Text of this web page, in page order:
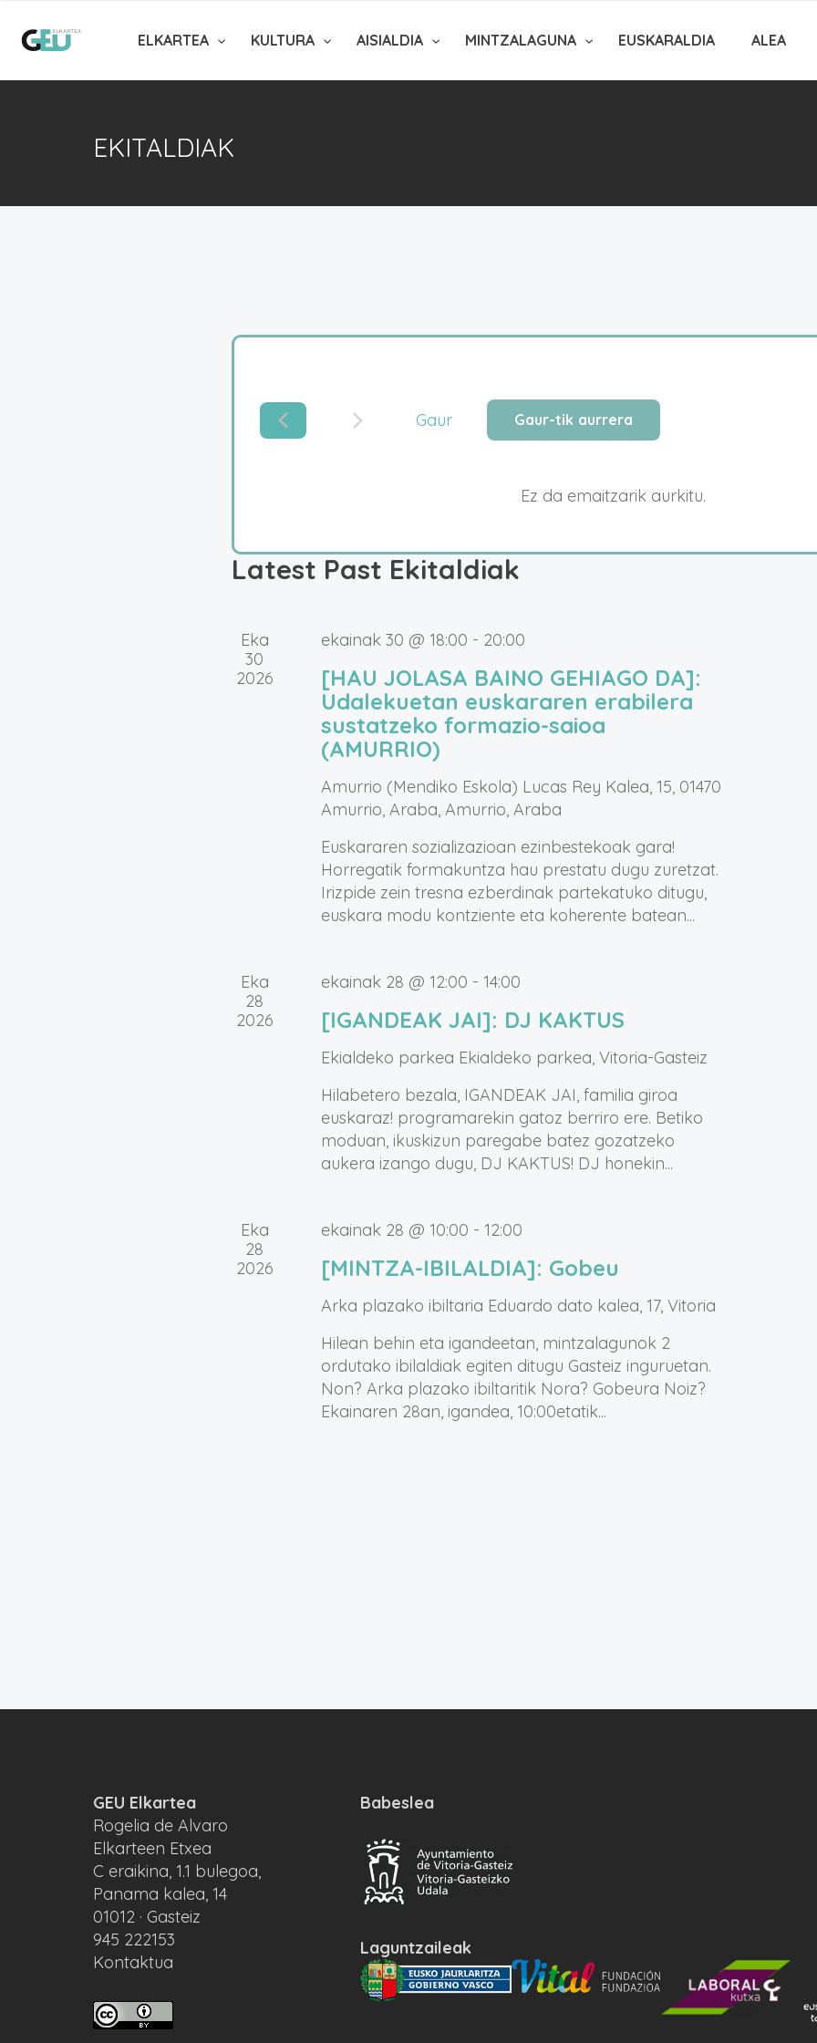
ELKARTEA KULTURA AISIALDIA MINTZALAGUNA EUSKARALDIA ALEA
EKITALDIAK
Ez da emaitzarik aurkitu.
Gaur Gaur-tik aurrera
Latest Past Ekitaldiak
Eka
30
2026
ekainak 30 @ 18:00 - 20:00
[HAU JOLASA BAINO GEHIAGO DA]:
Udalekuetan euskararen erabilera
sustatzeko formazio-saioa
(AMURRIO)
Amurrio (Mendiko Eskola) Lucas Rey Kalea, 15, 01470
Amurrio, Araba, Amurrio, Araba
Euskararen sozializazioan ezinbestekoak gara!
Horregatik formakuntza hau prestatu dugu zuretzat.
Irizpide zein tresna ezberdinak partekatuko ditugu,
euskara modu kontziente eta koherente batean...
Eka
28
2026
ekainak 28 @ 12:00 - 14:00
[IGANDEAK JAI]: DJ KAKTUS
Ekialdeko parkea Ekialdeko parkea, Vitoria-Gasteiz
Hilabetero bezala, IGANDEAK JAI, familia giroa
euskaraz! programarekin gatoz berriro ere. Betiko
moduan, ikuskizun paregabe batez gozatzeko
aukera izango dugu, DJ KAKTUS! DJ honekin...
Eka
28
2026
ekainak 28 @ 10:00 - 12:00
[MINTZA-IBILALDIA]: Gobeu
Arka plazako ibiltaria Eduardo dato kalea, 17, Vitoria
Hilean behin eta igandeetan, mintzalagunok 2
ordutako ibilaldiak egiten ditugu Gasteiz inguruetan.
Non? Arka plazako ibiltaritik Nora? Gobeura Noiz?
Ekainaren 28an, igandea, 10:00etatik...
GEU Elkartea
Rogelia de Alvaro
Elkarteen Etxea
C eraikina, 1.1 bulegoa,
Panama kalea, 14
01012 · Gasteiz
945 222153
Kontaktua
Babeslea
Laguntzaileak